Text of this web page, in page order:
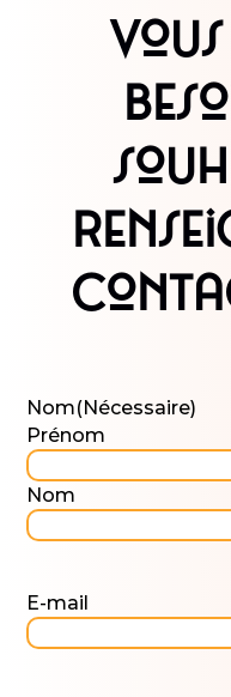
Nom(Nécessaire)
Prénom
Nom
E-mail